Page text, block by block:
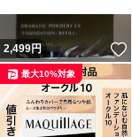
2,499円
最大10%対象